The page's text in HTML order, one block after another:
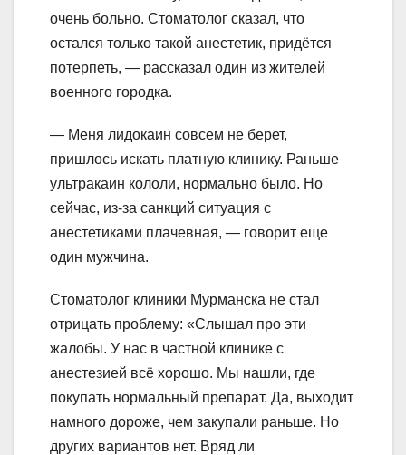
очень больно. Стоматолог сказал, что
остался только такой анестетик, придётся
потерпеть, — рассказал один из жителей
военного городка.
— Меня лидокаин совсем не берет,
пришлось искать платную клинику. Раньше
ультракаин кололи, нормально было. Но
сейчас, из-за санкций ситуация с
анестетиками плачевная, — говорит еще
один мужчина.
Стоматолог клиники Мурманска не стал
отрицать проблему: «Слышал про эти
жалобы. У нас в частной клинике с
анестезией всё хорошо. Мы нашли, где
покупать нормальный препарат. Да, выходит
намного дороже, чем закупали раньше. Но
других вариантов нет. Вряд ли